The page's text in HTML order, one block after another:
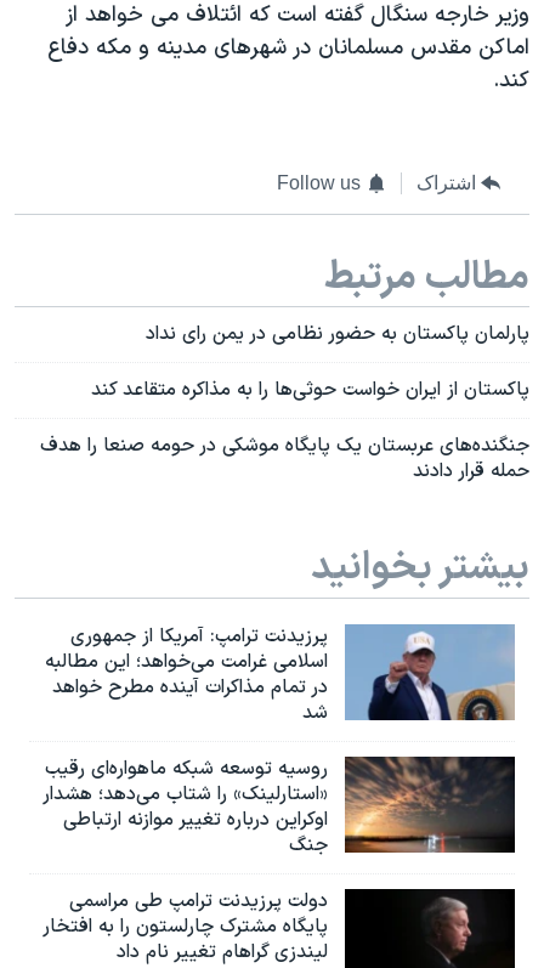
وزیر خارجه سنگال گفته است که ائتلاف می خواهد از
اماکن مقدس مسلمانان در شهرهای مدینه و مکه دفاع
کند.
اشتراک Follow us
مطالب مرتبط
پارلمان پاکستان به حضور نظامی در یمن رای نداد
پاکستان از ایران خواست حوثی‌ها را به مذاکره متقاعد کند
جنگنده‌های عربستان یک پایگاه موشکی در حومه صنعا را هدف
حمله قرار دادند
بیشتر بخوانید
پرزیدنت ترامپ: آمریکا از جمهوری
اسلامی غرامت می‌خواهد؛ این مطالبه
در تمام مذاکرات آینده مطرح خواهد
شد
روسیه توسعه شبکه ماهواره‌ای رقیب
«استارلینک» را شتاب می‌دهد؛ هشدار
اوکراین درباره تغییر موازنه ارتباطی
جنگ
دولت پرزیدنت ترامپ طی مراسمی
پایگاه مشترک چارلستون را به افتخار
لیندزی گراهام تغییر نام داد